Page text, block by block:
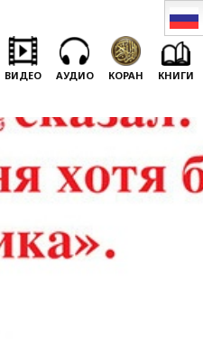
ВИДЕО АУДИО КОРАН КНИГИ